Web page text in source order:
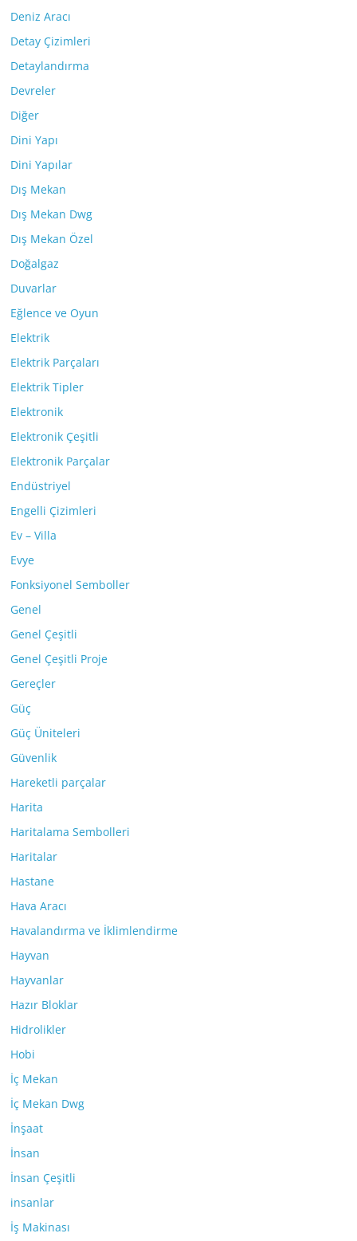
Deniz Aracı
Detay Çizimleri
Detaylandırma
Devreler
Diğer
Dini Yapı
Dini Yapılar
Dış Mekan
Dış Mekan Dwg
Dış Mekan Özel
Doğalgaz
Duvarlar
Eğlence ve Oyun
Elektrik
Elektrik Parçaları
Elektrik Tipler
Elektronik
Elektronik Çeşitli
Elektronik Parçalar
Endüstriyel
Engelli Çizimleri
Ev – Villa
Evye
Fonksiyonel Semboller
Genel
Genel Çeşitli
Genel Çeşitli Proje
Gereçler
Güç
Güç Üniteleri
Güvenlik
Hareketli parçalar
Harita
Haritalama Sembolleri
Haritalar
Hastane
Hava Aracı
Havalandırma ve İklimlendirme
Hayvan
Hayvanlar
Hazır Bloklar
Hidrolikler
Hobi
İç Mekan
İç Mekan Dwg
İnşaat
İnsan
İnsan Çeşitli
insanlar
İş Makinası